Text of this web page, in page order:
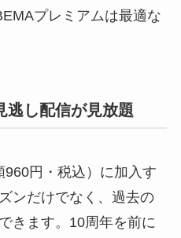
プレミアムは最適な
逃し配信が見放題
円・税込）に加入す
ンだけでなく、過去の
きます。10周年を前に